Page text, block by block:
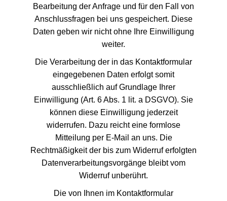
Bearbeitung der Anfrage und für den Fall von
Anschlussfragen bei uns gespeichert. Diese
Daten geben wir nicht ohne Ihre Einwilligung
weiter.
Die Verarbeitung der in das Kontaktformular
eingegebenen Daten erfolgt somit
ausschließlich auf Grundlage Ihrer
Einwilligung (Art. 6 Abs. 1 lit. a DSGVO). Sie
können diese Einwilligung jederzeit
widerrufen. Dazu reicht eine formlose
Mitteilung per E-Mail an uns. Die
Rechtmäßigkeit der bis zum Widerruf erfolgten
Datenverarbeitungsvorgänge bleibt vom
Widerruf unberührt.
Die von Ihnen im Kontaktformular